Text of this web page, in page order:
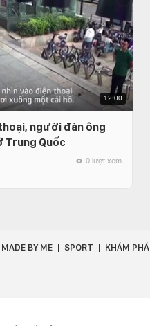
12:00
người đàn ông
Trung Quốc
0 lượt xem
MADE BY ME SPORT KHÁM PHÁ